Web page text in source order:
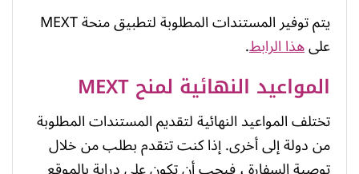
يتم توفير المستندات المطلوبة لتطبيق منحة MEXT
علىهذا الرابط.
المواعيد النهائية لمنح MEXT
تختلف المواعيد النهائية لتقديم المستندات المطلوبة
من دولة إلى أخرى. إذا كنت تتقدم بطلب من خلال